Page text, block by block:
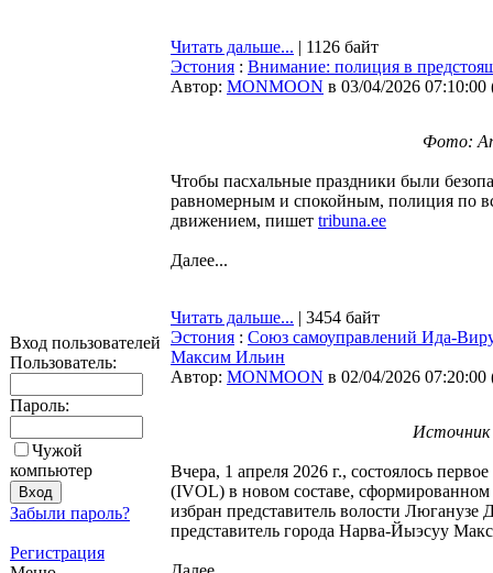
Вход пользователей
Пользователь:
Пароль:
Чужой
компьютер
Забыли пароль?
Регистрация
Читать дальше... | 1126 байт
Эстония : Внимание: полиция в
Автор: MONMOON в 03/04/2026 07:10:00
Фото:
Чтобы пасхальные праздники были
равномерным и спокойным, полиция по
движением, пишет tribuna.ee
Далее...
Читать дальше... | 3454 байт
Эстония : Союз самоуправлений Ида-
Максим Ильин
Автор: MONMOON в 02/04/2026 07:20:00
Источник
Вчера, 1 апреля 2026 г., состоялось
(IVOL) в новом составе,
избран представитель волости
представитель города Нарва-Йыэсуу